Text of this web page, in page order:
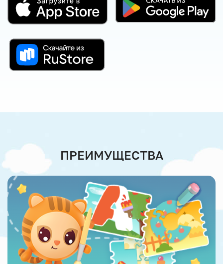
ПРЕИМУЩЕСТВА